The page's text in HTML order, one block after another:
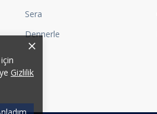
Gizlilik
Sera
Dennerle